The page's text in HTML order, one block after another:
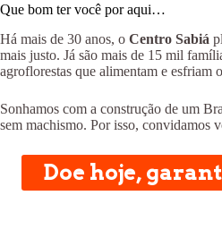
Que bom ter você por aqui…
Há mais de 30 anos, o Centro Sabiá
mais justo. Já são mais de 15 mil
agroflorestas que alimentam e esfriam
Sonhamos com a construção de um
sem machismo. Por isso, convidamos
Doe hoje,